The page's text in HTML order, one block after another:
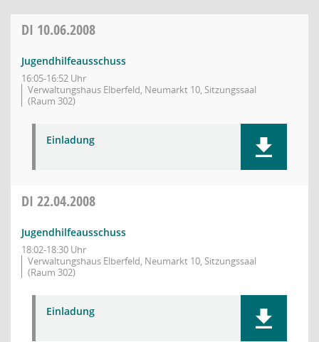
DI 10.06.2008
Jugendhilfeausschuss
16:05-16:52 Uhr
Verwaltungshaus Elberfeld, Neumarkt 10, Sitzungssaal
(Raum 302)
Einladung
DI 22.04.2008
Jugendhilfeausschuss
18:02-18:30 Uhr
Verwaltungshaus Elberfeld, Neumarkt 10, Sitzungssaal
(Raum 302)
Einladung